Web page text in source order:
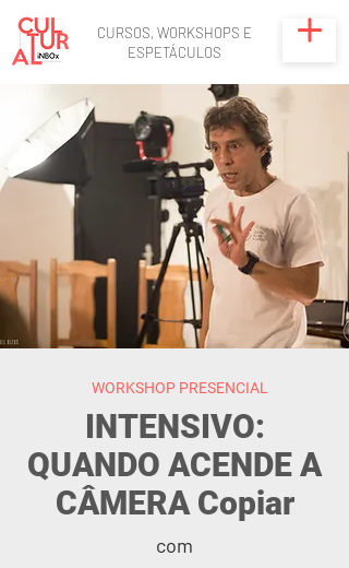
CURSOS, WORKSHOPS E
ESPETÁCULOS
WORKSHOP PRESENCIAL
INTENSIVO:
QUANDO ACENDE A
CÂMERA Copiar
com